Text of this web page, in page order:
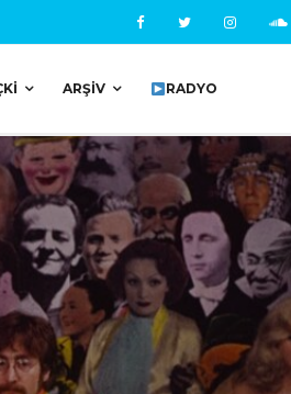
ARŞIV RADYO